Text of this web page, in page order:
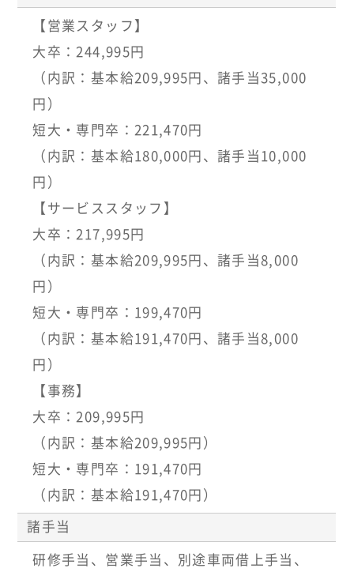
【営業スタッフ】
大卒：244,995円
（内訳：基本給209,995円、諸手当35,000
円）
短大・専門卒：221,470円
（内訳：基本給180,000円、諸手当10,000
円）
【サービススタッフ】
大卒：217,995円
（内訳：基本給209,995円、諸手当8,000
円）
短大・専門卒：199,470円
（内訳：基本給191,470円、諸手当8,000
円）
【事務】
大卒：209,995円
（内訳：基本給209,995円）
短大・専門卒：191,470円
（内訳：基本給191,470円）
諸手当
研修手当、営業手当、別途車両借上手当、